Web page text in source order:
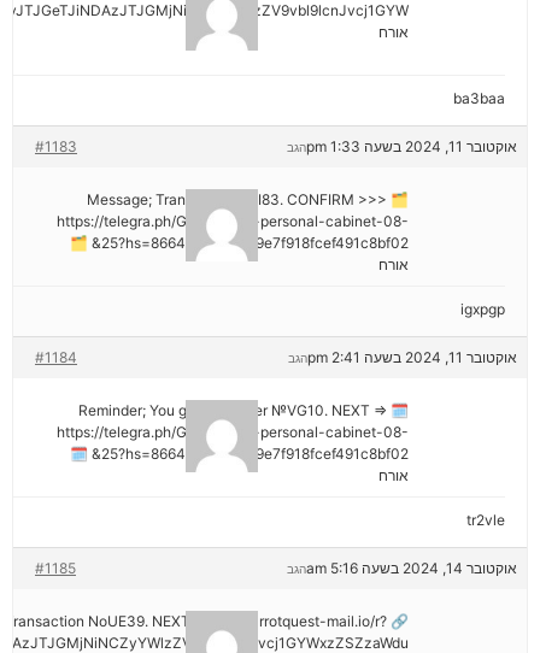
אורח
ba3baa
אוקטובר 11, 2024 בשעה 1:33 pm #1183 הגב
🗂 Message; Transaction #KI83. CONFIRM >>>
https://telegra.ph/Go-to-your-personal-cabinet-08-
25?hs=8664c520642b9e7f918fcef491c8bf02& 🗂
אורח
igxpgp
אוקטובר 11, 2024 בשעה 2:41 pm #1184 הגב
🗓 Reminder; You got a transfer №VG10. NEXT =>
https://telegra.ph/Go-to-your-personal-cabinet-08-
25?hs=8664c520642b9e7f918fcef491c8bf02& 🗓
אורח
tr2vle
אוקטובר 14, 2024 בשעה 5:16 am #1185 הגב
Transaction NoUE39. NEXT >> out.carrotquest-mail.io/r?